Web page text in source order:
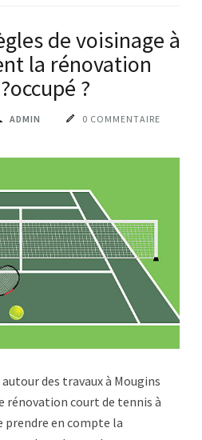
de voisinage à
la rénovation
?
ADMIN 0 COMMENTAIRE
des travaux à Mougins
rénovation court de tennis à
prendre en compte la